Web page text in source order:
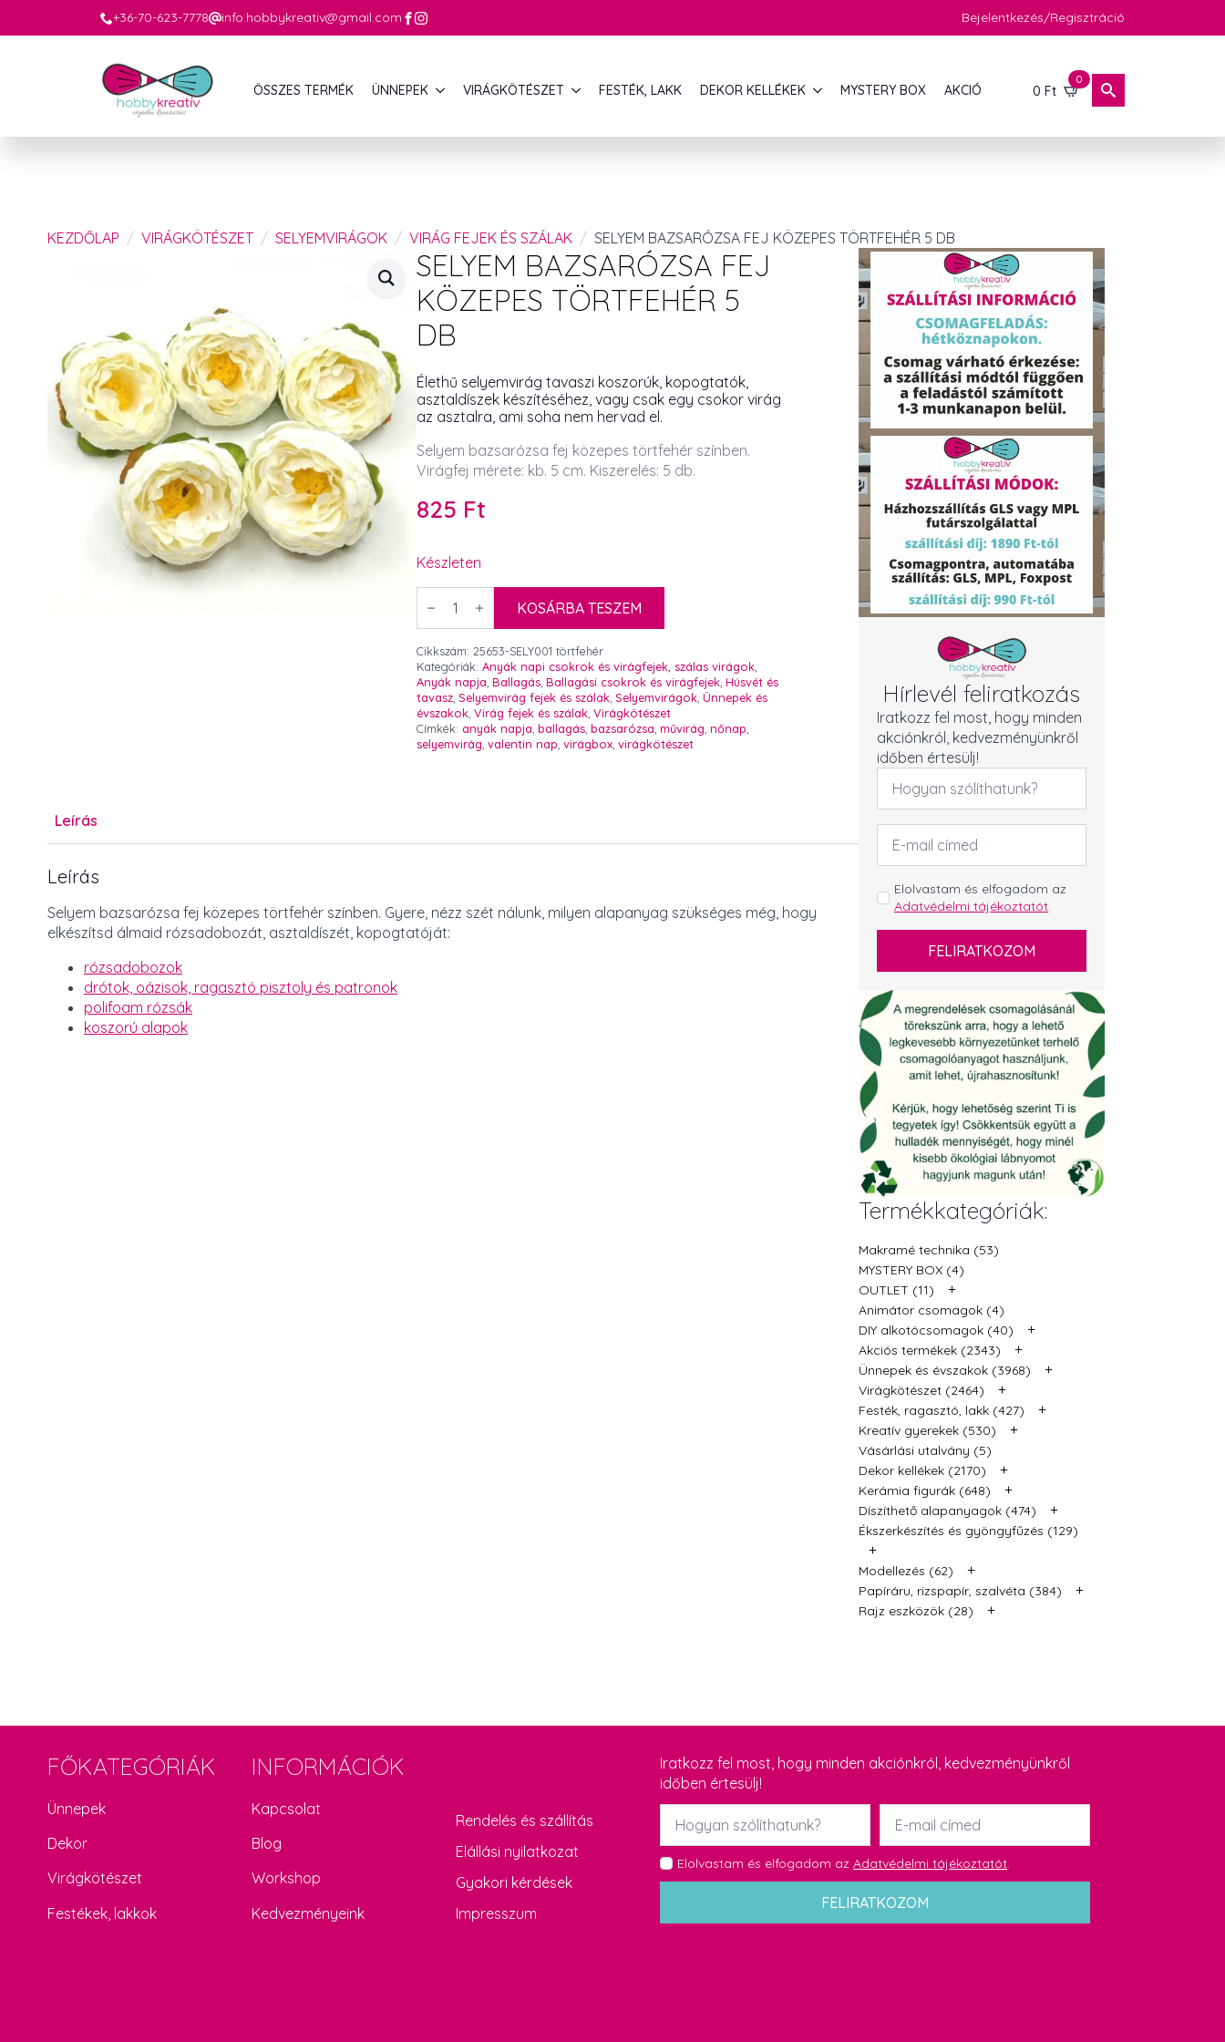
+36-70-623-7778 info.hobbykreativ@gmail.com Bejelentkezés/Regisztráció
ÖSSZES TERMÉK ÜNNEPEK VIRÁGKÖTÉSZET FESTÉK, LAKK DEKOR KELLÉKEK MYSTERY BOX AKCIÓ 0 Ft
0
KEZDŐLAP VIRÁGKÖTÉSZET SELYEMVIRÁGOK VIRÁG FEJEK ÉS SZÁLAK SELYEM BAZSARÓZSA FEJ KÖZEPES TÖRTFEHÉR 5 DB
SELYEM BAZSARÓZSA FEJ
KÖZEPES TÖRTFEHÉR 5
DB
Élethű selyemvirág tavaszi koszorúk, kopogtatók,
asztaldíszek készítéséhez, vagy csak egy csokor virág
az asztalra, ami soha nem hervad el.
Selyem bazsarózsa fej közepes törtfehér színben.
Virágfej mérete: kb. 5 cm. Kiszerelés: 5 db.
825 Ft
Készleten
Selyem
bazsarózsa
törtfehér
5
db
mennyiség
KOSÁRBA TESZEM
Cikkszám: 25653-SELY001 törtfehér
Kategóriák: Anyák napi csokrok és virágfejek, szálas virágok
Anyák napja Ballagás Ballagási csokrok és virágfejek Húsvét és
tavasz Selyemvirág fejek és szálak Selyemvirágok Ünnepek és
évszakok Virág fejek és szálak Virágkötészet
Címkék: anyák napja ballagás bazsarózsa művirág nőnap
selyemvirág valentin nap virágbox virágkötészet
Leírás
Leírás
Selyem bazsarózsa fej közepes törtfehér színben. Gyere, nézz szét nálunk, milyen alapanyag szükséges még, hogy
elkészítsd álmaid rózsadobozát, asztaldíszét, kopogtatóját:
rózsadobozok
drótok, oázisok, ragasztó pisztoly és patronok
polifoam rózsák
koszorú alapok
Hírlevél feliratkozás
Iratkozz fel most, hogy minden
akciónkról, kedvezményünkről
időben értesülj!
Név
Email
cím
GDPR
*
Elolvastam és elfogadom az
Adatvédelmi tájékoztatót.
FELIRATKOZOM
Termékkategóriák:
Makramé technika (53)
MYSTERY BOX (4)
OUTLET (11)
+
Animátor csomagok (4)
DIY alkotócsomagok (40)
+
Akciós termékek (2343) +
Ünnepek és évszakok (3968) +
Virágkötészet (2464) +
Festék, ragasztó, lakk (427) +
Kreatív gyerekek (530) +
Vásárlási utalvány (5)
Dekor kellékek (2170)
+
Kerámia figurák (648) +
Díszíthető alapanyagok (474) +
Ékszerkészítés és gyöngyfűzés (129)
+
Modellezés (62) +
Papíráru, rizspapír, szalvéta (384) +
Rajz eszközök (28) +
FŐKATEGÓRIÁK
Ünnepek
Dekor
Virágkötészet
Festékek, lakkok
INFORMÁCIÓK
Kapcsolat
Blog
Workshop
Kedvezményeink
Rendelés és szállítás
Elállási nyilatkozat
Gyakori kérdések
Impresszum
Iratkozz fel most, hogy minden akciónkról, kedvezményünkről
időben értesülj!
Név
Email
GDPR
*
Elolvastam és elfogadom az Adatvédelmi tájékoztatót
FELIRATKOZOM